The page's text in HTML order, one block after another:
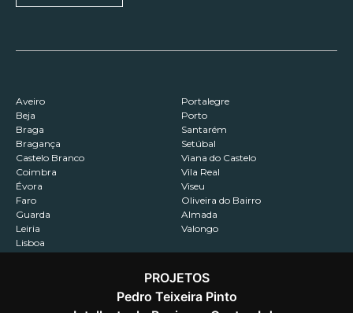
Aveiro
Beja
Braga
Bragança
Castelo Branco
Coimbra
Évora
Faro
Guarda
Leiria
Lisboa
Portalegre
Porto
Santarém
Setúbal
Viana do Castelo
Vila Real
Viseu
Oliveira do Bairro
Almada
Valongo
PROJETOS
Pedro Teixeira Pinto